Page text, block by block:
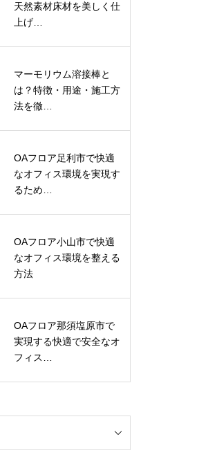
天然素材床材を美しく仕
上げ…
マーモリウム溶接棒と
は？特徴・用途・施工方
法を徹…
OAフロア足利市で快適
なオフィス環境を実現す
るため…
OAフロア小山市で快適
なオフィス環境を整える
方法
OAフロア那須塩原市で
実現する快適で安全なオ
フィス…